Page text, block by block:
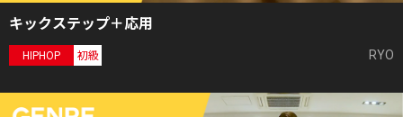
キックステップ＋応用
HIPHOP 初級 RYO